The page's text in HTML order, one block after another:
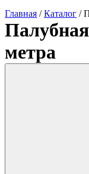
Главная /Каталог /
метра